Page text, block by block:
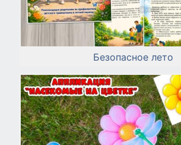
Безопасное лето